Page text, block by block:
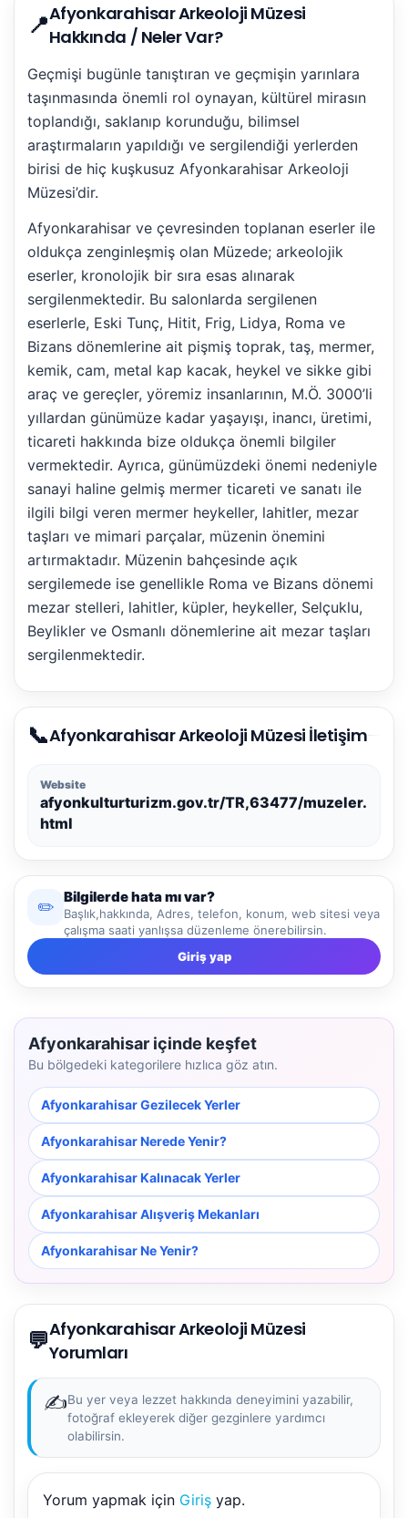
📍Afyonkarahisar Arkeoloji Müzesi
Hakkında / Neler Var?
Geçmişi bugünle tanıştıran ve geçmişin yarınlara
taşınmasında önemli rol oynayan, kültürel mirasın
toplandığı, saklanıp korunduğu, bilimsel
araştırmaların yapıldığı ve sergilendiği yerlerden
birisi de hiç kuşkusuz Afyonkarahisar Arkeoloji
Müzesi’dir.
Afyonkarahisar ve çevresinden toplanan eserler ile
oldukça zenginleşmiş olan Müzede; arkeolojik
eserler, kronolojik bir sıra esas alınarak
sergilenmektedir. Bu salonlarda sergilenen
eserlerle, Eski Tunç, Hitit, Frig, Lidya, Roma ve
Bizans dönemlerine ait pişmiş toprak, taş, mermer,
kemik, cam, metal kap kacak, heykel ve sikke gibi
araç ve gereçler, yöremiz insanlarının, M.Ö. 3000’li
yıllardan günümüze kadar yaşayışı, inancı, üretimi,
ticareti hakkında bize oldukça önemli bilgiler
vermektedir. Ayrıca, günümüzdeki önemi nedeniyle
sanayi haline gelmiş mermer ticareti ve sanatı ile
ilgili bilgi veren mermer heykeller, lahitler, mezar
taşları ve mimari parçalar, müzenin önemini
artırmaktadır. Müzenin bahçesinde açık
sergilemede ise genellikle Roma ve Bizans dönemi
mezar stelleri, lahitler, küpler, heykeller, Selçuklu,
Beylikler ve Osmanlı dönemlerine ait mezar taşları
sergilenmektedir.
📞Afyonkarahisar Arkeoloji Müzesi İletişim
Website
afyonkulturturizm.gov.tr/TR,63477/muzeler.
html
✏️
Bilgilerde hata mı var?
Başlık,hakkında, Adres, telefon, konum, web sitesi veya
çalışma saati yanlışsa düzenleme önerebilirsin.
Giriş yap
Afyonkarahisar içinde keşfet
Bu bölgedeki kategorilere hızlıca göz atın.
Afyonkarahisar Gezilecek Yerler
Afyonkarahisar Nerede Yenir?
Afyonkarahisar Kalınacak Yerler
Afyonkarahisar Alışveriş Mekanları
Afyonkarahisar Ne Yenir?
💬Afyonkarahisar Arkeoloji Müzesi
Yorumları
✍️Bu yer veya lezzet hakkında deneyimini yazabilir,
fotoğraf ekleyerek diğer gezginlere yardımcı
olabilirsin.
Yorum yapmak için Giriş yap.
NBY Akıllı Asistan
AI kullanmadan, sitedeki gerçek yerlerle akıllı rota
önerir.
Şehir / ilçe